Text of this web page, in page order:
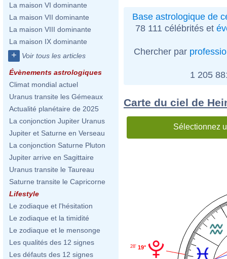
La maison VI dominante
La maison VII dominante
La maison VIII dominante
La maison IX dominante
+ Voir tous les articles
Évènements astrologiques
Climat mondial actuel
Uranus transite les Gémeaux
Actualité planétaire de 2025
La conjonction Jupiter Uranus
Jupiter et Saturne en Verseau
La conjonction Saturne Pluton
Jupiter arrive en Sagittaire
Uranus transite le Taureau
Saturne transite le Capricorne
Lifestyle
Le zodiaque et l'hésitation
Le zodiaque et la timidité
Le zodiaque et le mensonge
Les qualités des 12 signes
Les défauts des 12 signes
Base astrologique de
78 111 célébrités et
Chercher par
1 205
Carte du ciel de
Sélectionnez
19°
28'